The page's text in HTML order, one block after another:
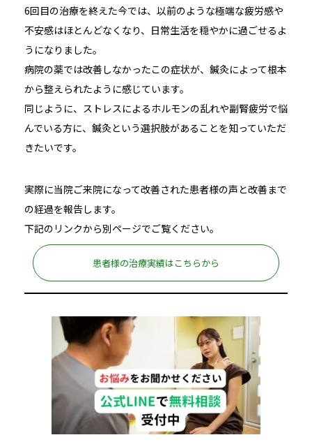
6回目の治療を終えた今では、以前のような極端な疲労感や
不安感はほとんどなくなり、日常生活を穏やかに過ごせるよ
うになりました。
病院の薬では改善しなかったこの症状が、鍼灸によって根本
から整えられたように感じています。
同じように、ストレスによるホルモンの乱れや副腎疲労で悩
んでいる方に、鍼灸という選択肢があることを知っていただ
きたいです。
実際に当院ご来院になって改善された患者様の声と改善まで
の経過を報告します。
下記のリンクから別ページでご覧ください。
患者様の治療実績はこちらから